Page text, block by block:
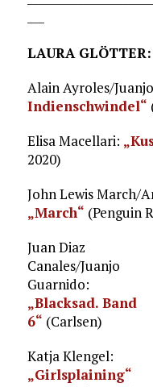
LAURA GLÖTTER:
Alain Ayroles/
Indienschwindel“
Elisa Macellari:
2020)
John Lewis March/
„March“ (Penguin
Juan Diaz
Canales/Juanjo
Guarnido:
„Blacksad. Band
6“ (Carlsen)
Katja Klengel:
„Girlsplaining“